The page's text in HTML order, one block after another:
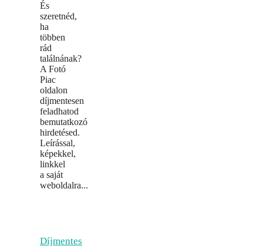
És
szeretnéd,
ha
többen
rád
találnának?
A Fotó
Piac
oldalon
díjmentesen
feladhatod
bemutatkozó
hirdetésed.
Leírással,
képekkel,
linkkel
a saját
weboldalra...
Díjmentes